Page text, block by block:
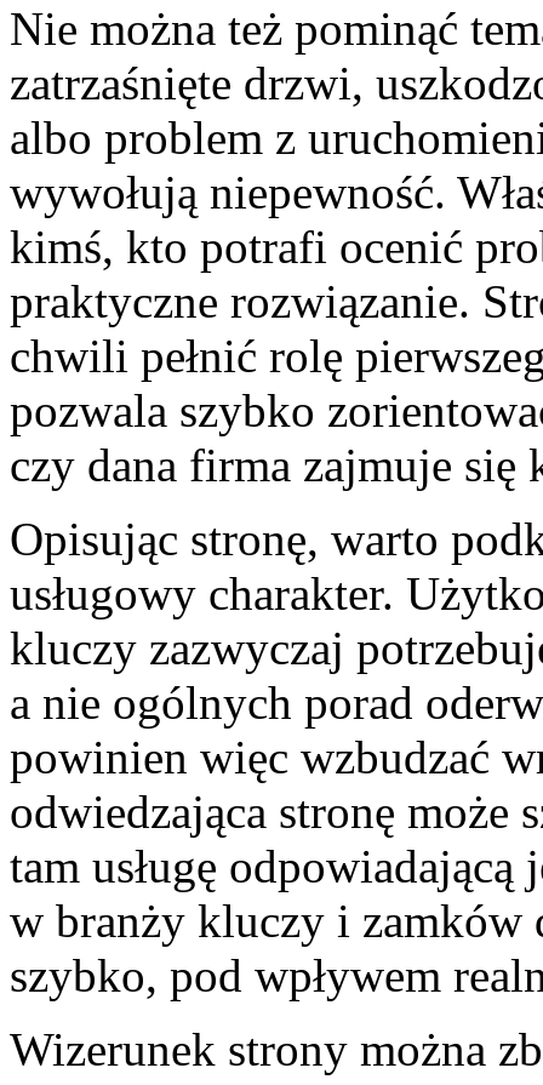
Nie można też pominąć
zatrzaśnięte drzwi,
albo problem z
wywołują niepewność.
kimś, kto potrafi ocenić
praktyczne rozwiązanie.
chwili pełnić rolę
pozwala szybko
czy dana firma zajmuje
Opisując stronę, warto
usługowy charakter.
kluczy zazwyczaj
a nie ogólnych porad
powinien więc wzbudzać
odwiedzająca stronę może
tam usługę
w branży kluczy i zamków
szybko, pod wpływem
Wizerunek strony można